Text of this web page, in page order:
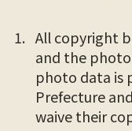
All copyright
and the
photo data is
Prefecture
waive their